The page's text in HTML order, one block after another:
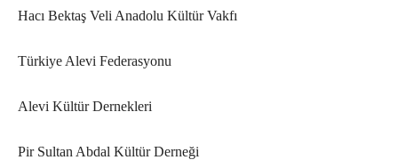
Hacı Bektaş Veli Anadolu Kültür Vakfı
Türkiye Alevi Federasyonu
Alevi Kültür Dernekleri
Pir Sultan Abdal Kültür Derneği